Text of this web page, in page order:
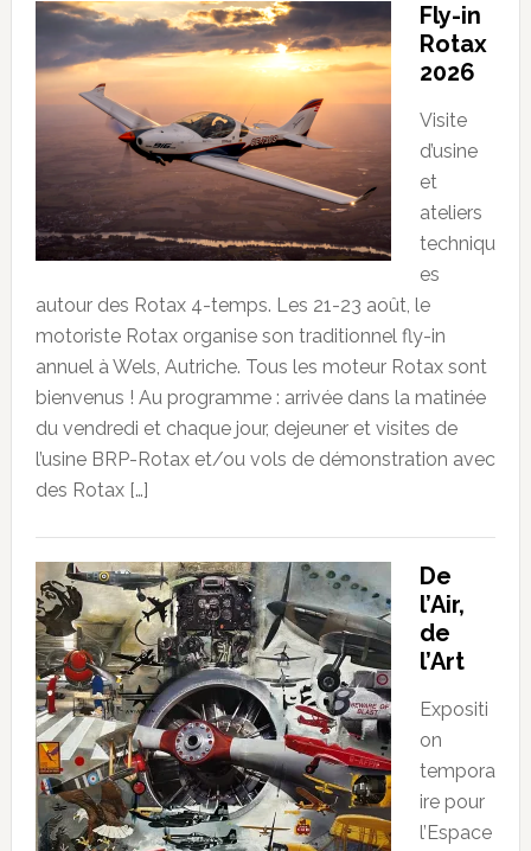
Fly-in
Rotax
2026
Visite
d’usine
et
ateliers
techniqu
es
autour des Rotax 4-temps. Les 21-23 août, le
motoriste Rotax organise son traditionnel fly-in
annuel à Wels, Autriche. Tous les moteur Rotax sont
bienvenus ! Au programme : arrivée dans la matinée
du vendredi et chaque jour, dejeuner et visites de
l’usine BRP-Rotax et/ou vols de démonstration avec
des Rotax […]
De
l’Air,
de
l’Art
Expositi
on
tempora
ire pour
l’Espace